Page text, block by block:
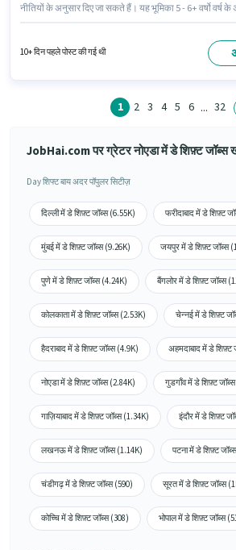
नीतियों के अनुसार दिए जा सकते हैं। यह भूमिका 5 - 6+ वर्षो वर्ष
वेयरहाउस श्रेणी में वेयरहाउस मैनेजर पद के लिए सक्रिय रूप से
10+ दिन पहले पोस्ट की गई थी
1 2 3 4 5 6 ... 32
JobHai.com पर ग्रेटर नोएडा में डे शिफ़्ट जॉब्स
Day शिफ्ट बाय अदर पॉपुलर सिटीज़
दिल्ली में डे शिफ़्ट जॉब्स (6.55K) फरीदाबाद में डे शिफ़्ट
मुंबई में डे शिफ़्ट जॉब्स (9.26K) जयपुर में डे शिफ़्ट जॉब्स
पुणे में डे शिफ़्ट जॉब्स (4.24K) बैंगलोर में डे शिफ़्ट जॉब्स
कोलकाता में डे शिफ़्ट जॉब्स (2.53K) चेन्नई में डे शिफ़्ट
हैदराबाद में डे शिफ़्ट जॉब्स (4.9K) अहमदाबाद में डे शिफ़्ट
नोएडा में डे शिफ़्ट जॉब्स (2.84K) गुडगाँव में डे शिफ़्ट
गाज़ियाबाद में डे शिफ़्ट जॉब्स (1.34K) इंदौर में डे शिफ़्ट
लखनऊ में डे शिफ़्ट जॉब्स (1.14K) पटना में डे शिफ़्ट
चंडीगढ़ में डे शिफ़्ट जॉब्स (590) सूरत में डे शिफ़्ट जॉब्स
कोच्चि में डे शिफ़्ट जॉब्स (308) भोपाल में डे शिफ़्ट जॉब्स